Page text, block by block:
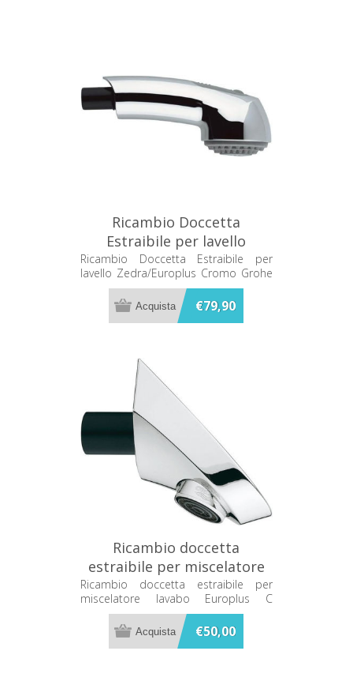
Ricambio Doccetta
Estraibile per lavello
Zedra/Europlus Cromo
Grohe 46312IE0 (sostituisce
46252000)
Ricambio Doccetta Estraibile per
lavello Zedra/Europlus Cromo Grohe
46312IE0 (sostituisce 46252000)
€79,90
Ricambio doccetta
estraibile per miscelatore
lavabo Europlus C 46602000
Ricambio doccetta estraibile per
miscelatore lavabo Europlus C
46602000
€50,00